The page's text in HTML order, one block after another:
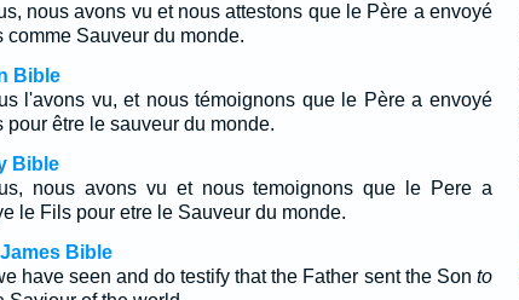
nous avons vu et nous attestons que le Père a envoyé
comme Sauveur du monde.
Bible
l'avons vu, et nous témoignons que le Père a envoyé
pour être le sauveur du monde.
Bible
nous avons vu et nous temoignons que le Pere a
le Fils pour etre le Sauveur du monde.
Bible
have seen and do testify that the Father sent the Son to